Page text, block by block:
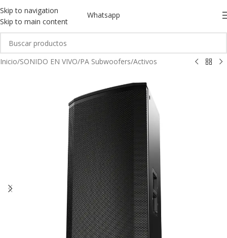
Skip to navigation
Skip to main content
Whatsapp
Inicio/SONIDO EN VIVO/PA Subwoofers/Activos